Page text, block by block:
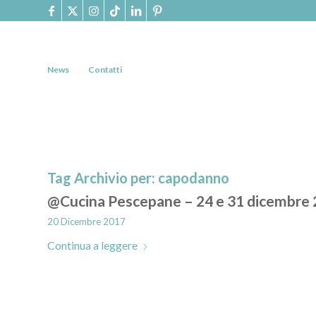
News Contatti
Tag Archivio per: capodanno
@Cucina Pescepane – 24 e 31 dicembre
20 Dicembre 2017
Continua a leggere